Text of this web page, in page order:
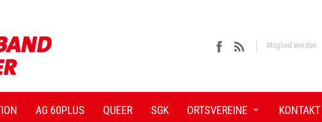
Mitglied werden
AG 60PLUS QUEER SGK ORTSVEREINE KONTAKT